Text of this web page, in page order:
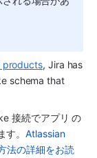
products, Jira has
schema that
接続でアプリ の
す。Atlassian
法の詳細をお読